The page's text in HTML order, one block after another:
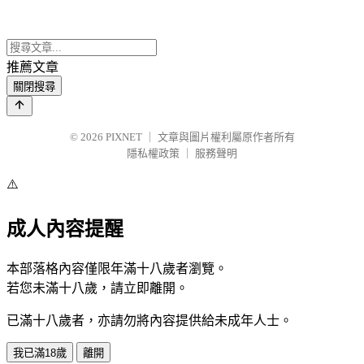
推薦文章
關閉搜尋
© 2026 PIXNET
文章與圖片權利屬原作者所有
隱私權政策
服務聲明
⚠️
成人內容提醒
本部落格內容僅限年滿十八歲者瀏覽。
若您未滿十八歲，請立即離開。
已滿十八歲者，亦請勿將內容提供給未成年人士。
我已滿18歲 離開